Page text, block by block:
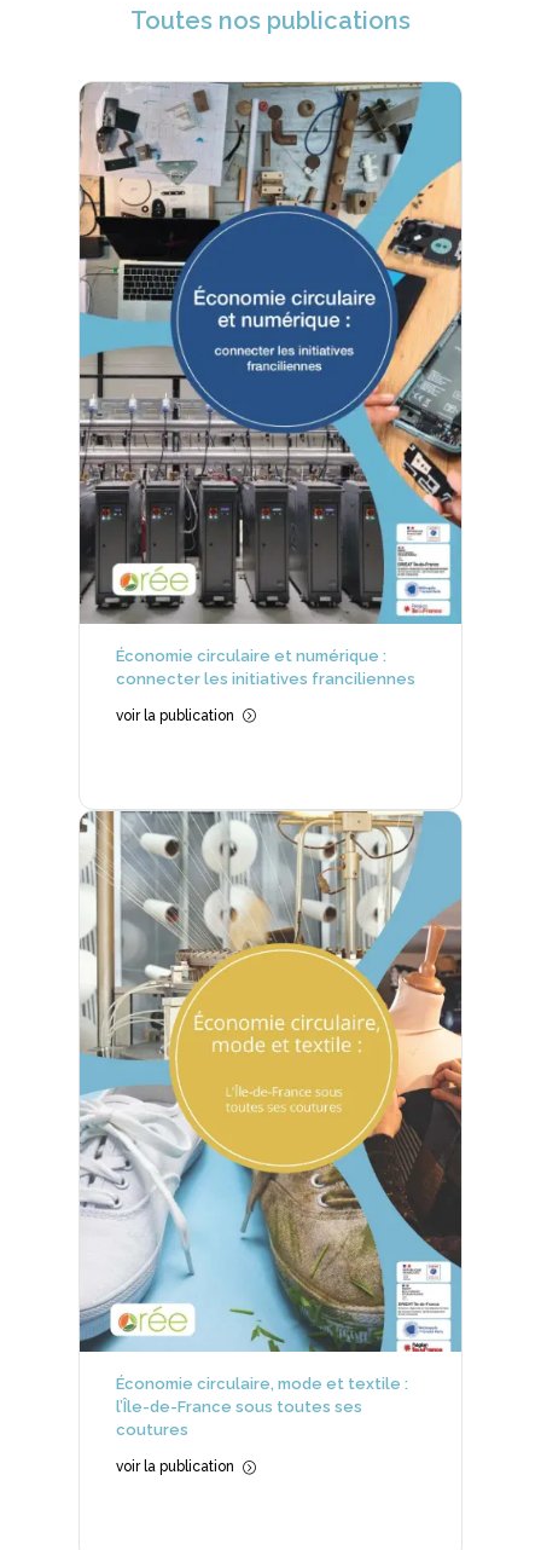
Toutes nos publications
Économie circulaire et numérique :
connecter les initiatives franciliennes
voir la publication =
Économie circulaire, mode et textile :
l’Île-de-France sous toutes ses
coutures
voir la publication =